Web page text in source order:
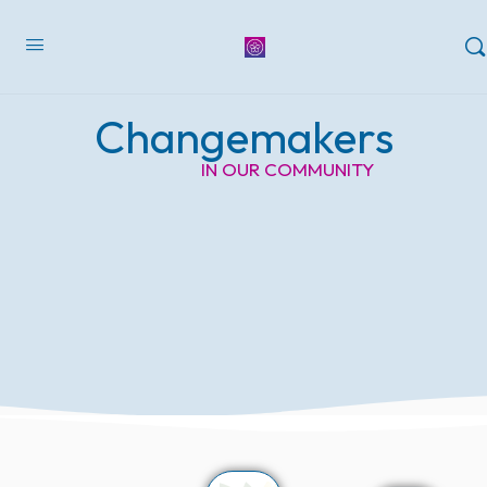
Changemakers
IN OUR COMMUNITY